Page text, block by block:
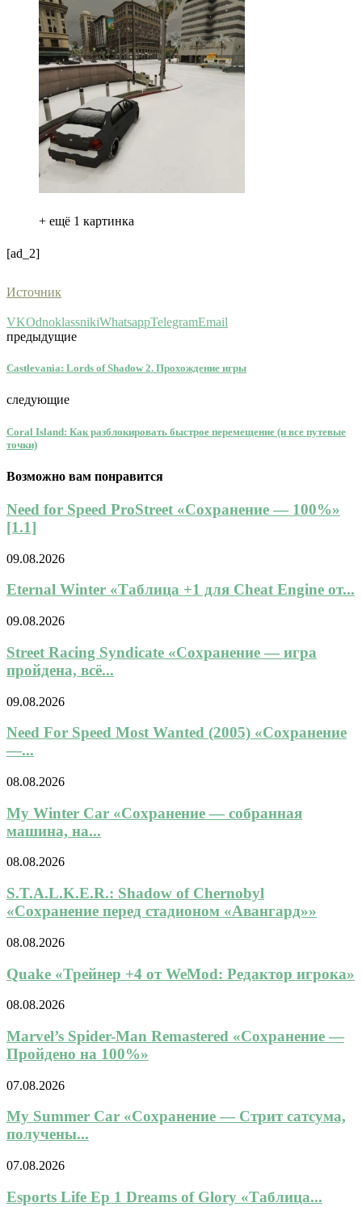
+ ещё 1 картинка
[ad_2]
Источник
VKOdnoklassnikiWhatsappTelegramEmail
предыдущие
Castlevania: Lords of Shadow 2. Прохождение игры
следующие
Coral Island: Как разблокировать быстрое перемещение (и все путевые
точки)
Возможно вам понравится
Need for Speed ProStreet «Сохранение — 100%»
[1.1]
09.08.2026
Eternal Winter «Таблица +1 для Cheat Engine от...
09.08.2026
Street Racing Syndicate «Сохранение — игра
пройдена, всё...
09.08.2026
Need For Speed Most Wanted (2005) «Сохранение
—...
08.08.2026
My Winter Car «Сохранение — собранная
машина, на...
08.08.2026
S.T.A.L.K.E.R.: Shadow of Chernobyl
«Сохранение перед стадионом «Авангард»»
08.08.2026
Quake «Трейнер +4 от WeMod: Редактор игрока»
08.08.2026
Marvel’s Spider-Man Remastered «Сохранение —
Пройдено на 100%»
07.08.2026
My Summer Car «Сохранение — Стрит сатсума,
получены...
07.08.2026
Esports Life Ep 1 Dreams of Glory «Таблица...